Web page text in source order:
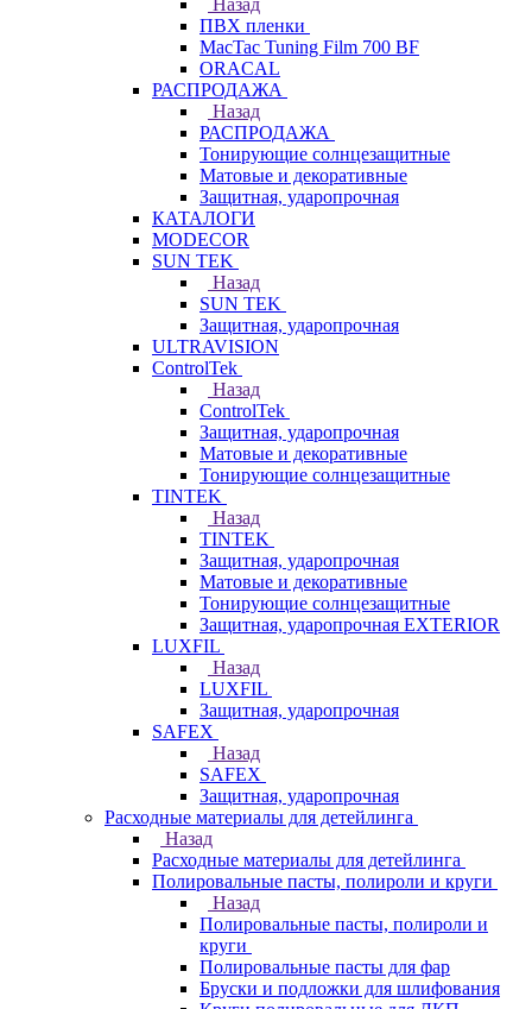
Назад
ПВХ пленки
MacTac Tuning Film 700 BF
ORACAL
РАСПРОДАЖА
Назад
РАСПРОДАЖА
Тонирующие солнцезащитные
Матовые и декоративные
Защитная, ударопрочная
КАТАЛОГИ
MODECOR
SUN TEK
Назад
SUN TEK
Защитная, ударопрочная
ULTRAVISION
ControlTek
Назад
ControlTek
Защитная, ударопрочная
Матовые и декоративные
Тонирующие солнцезащитные
TINTEK
Назад
TINTEK
Защитная, ударопрочная
Матовые и декоративные
Тонирующие солнцезащитные
Защитная, ударопрочная EXTERIOR
LUXFIL
Назад
LUXFIL
Защитная, ударопрочная
SAFEX
Назад
SAFEX
Защитная, ударопрочная
Расходные материалы для детейлинга
Назад
Расходные материалы для детейлинга
Полировальные пасты, полироли и круги
Назад
Полировальные пасты, полироли и
круги
Полировальные пасты для фар
Бруски и подложки для шлифования